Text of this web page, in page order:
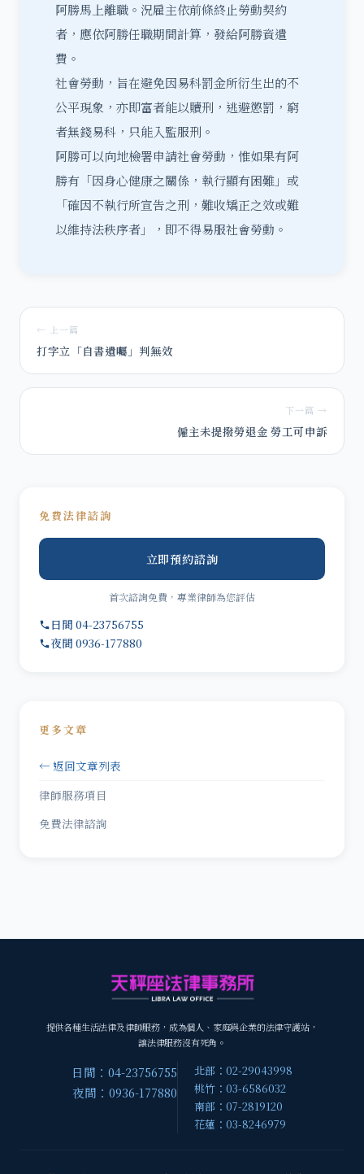
阿勝馬上離職。況雇主依前條終止勞動契約
者，應依阿勝任職期間計算，發給阿勝資遣
費。
社會勞動，旨在避免因易科罰金所衍生出的不
公平現象，亦即富者能以贖刑，逃避懲罰，窮
者無錢易科，只能入監服刑。
阿勝可以向地檢署申請社會勞動，惟如果有阿
勝有「因身心健康之關係，執行顯有困難」或
「確因不執行所宣告之刑，難收矯正之效或難
以維持法秩序者」，即不得易服社會勞動。
← 上一篇
打字立「自書遺囑」判無效
下一篇 →
僱主未提撥勞退金 勞工可申訴
免費法律諮詢
立即預約諮詢
首次諮詢免費，專業律師為您評估
日間 04-23756755
夜間 0936-177880
更多文章
← 返回文章列表
律師服務項目
免費法律諮詢
提供各種生活法律及律師服務，成為個人、家庭與企業的法律守護站，
讓法律服務沒有死角。
日間：04-23756755
夜間：0936-177880
北部：02-29043998
桃竹：03-6586032
南部：07-2819120
花蓮：03-8246979